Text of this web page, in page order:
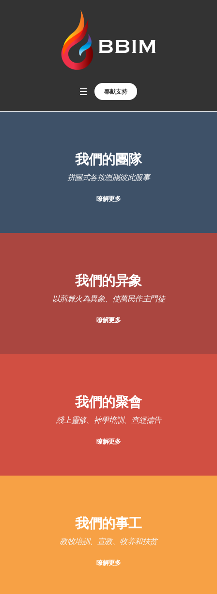
奉献支持
我們的團隊
拼圖式各按恩賜彼此服事
瞭解更多
我們的异象
以荊棘火為異象、使萬民作主門徒
瞭解更多
我們的聚會
綫上靈修、神學培訓、查經禱告
瞭解更多
我們的事工
教牧培訓、宣教、牧养和扶贫
瞭解更多